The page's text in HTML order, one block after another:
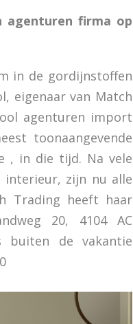
agenturen firma op
in de gordijnstoffen
eigenaar van Match
agenturen import
toonaangevende
, in die tijd. Na vele
interieur, zijn nu alle
Trading heeft haar
20, 4104 AC
buiten de vakantie